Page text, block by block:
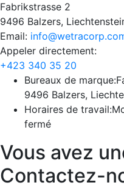
Fabrikstrasse 2
9496 Balzers,
Email:
Appeler directement:
+423 340 35 20
Bureaux de marque:
9496 Balzers,
Horaires de travail:
fermé
Vous avez
Contactez-